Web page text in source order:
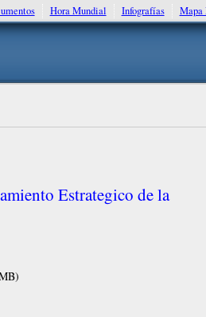
Hora Mundial Infografías Mapa
Estrategico de la